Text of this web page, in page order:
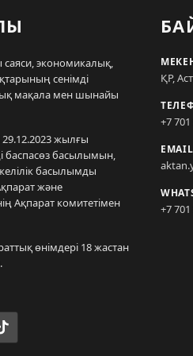
саяси, экономикалық,
сенімді
мақала мен шынайы
29.12.2023 жылғы
баспасөз басылымын,
басылымды
және
Ақпарат комитетімен
өнімдері 18 жастан
ҚР,
+7
EMAIL
+7